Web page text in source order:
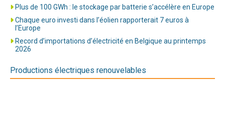
Plus de 100 GWh : le stockage par batterie s’accélère en Europe
Chaque euro investi dans l’éolien rapporterait 7 euros à
l’Europe
Record d’importations d’électricité en Belgique au printemps
2026
Productions électriques renouvelables